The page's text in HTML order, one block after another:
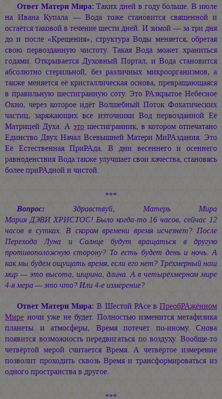
Ответ Матери Мира: Таких дней в году больше. В июле
на Ивана Купала — Вода тоже становится священной и
остаётся таковой в течение шести дней. И зимой — за три дня
до и после «Крещения», структура Воды меняется, обретая
свою первозданную чистоту. Такая Вода может храниться
годами. Открывается Духовный Портал, и Вода становится
абсолютно стерильной, без различных микроорганизмов, а
также меняется её кристаллическая основа, превращающаяся
в правильную шестигранную соту. Это РАзкрытое Небесное
Окно, через которое идёт Волшебный Поток Фохатических
частиц, заряжающих все източники Вод первозданной Её
Матрицей Духа. А это шестигранник, в котором отпечатано
Единство Двух Начал Всевышней Матери МиРАздания. Это
Её Естественная ПриРАда. В дни весеннего и осеннего
равноденствия Вода также улучшает свои качества, становясь
более приРАдной и чистой.
***
Вопрос: Здравствуй, Матерь Мира
Мария ДЭВИ ХРИСТОС!Было когда-то 16 часов, сейчас 12
часов в сутках. В скором времени время исчезнет? После
Перехода Луна и Солнце будут вращаться в другую
противоположную сторону? То есть будет день и ночь. А
как мы будем ощущать время, если его нет? Трёхмерный наш
мир — это высота, ширина, длина. А в четырёхмерном мире
4-я мера — это что? Или 4-е измерение?
Ответ Матери Мира: В Шестой РАсе вПреобРАжённом
Мире ночи уже не будет. Полностью изменится метафизика
планеты и атмосферы, Время потечёт по-иному. Снова
появится возможность передвигаться по воздуху. Вообще-то
четвёртой мерой считается Время. А четвёртое измерение
позволит проходить сквозь Время и трансформироваться из
одного пространства в другое.